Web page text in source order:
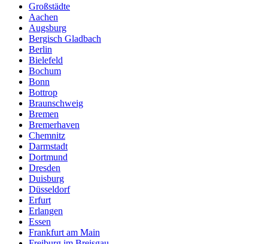
Großstädte
Aachen
Augsburg
Bergisch Gladbach
Berlin
Bielefeld
Bochum
Bonn
Bottrop
Braunschweig
Bremen
Bremerhaven
Chemnitz
Darmstadt
Dortmund
Dresden
Duisburg
Düsseldorf
Erfurt
Erlangen
Essen
Frankfurt am Main